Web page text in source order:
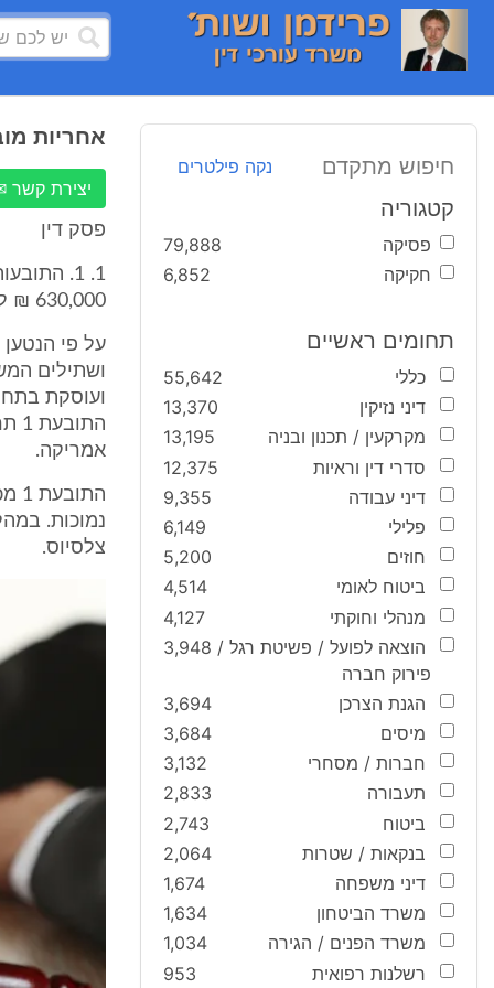
חיפוש מתקדם נקה פילטרים
קטגוריה
פסיקה
79,888
חקיקה
6,852
תחומים ראשיים
כללי
55,642
דיני נזיקין
13,370
מקרקעין / תכנון ובניה
13,195
סדרי דין וראיות
12,375
דיני עבודה
9,355
פלילי
6,149
חוזים
5,200
ביטוח לאומי
4,514
מנהלי וחוקתי
4,127
הוצאה לפועל / פשיטת רגל /
פירוק חברה
3,948
הגנת הצרכן
3,694
מיסים
3,684
חברות / מסחרי
3,132
תעבורה
2,833
ביטוח
2,743
בנקאות / שטרות
2,064
דיני משפחה
1,674
משרד הביטחון
1,634
משרד הפנים / הגירה
1,034
רשלנות רפואית
953
אחריות
יצירת קשר
פסק דין
1. 1.
630,000 ₪ לערך.
ועוסקת
אמריקה.
צלסיוס.